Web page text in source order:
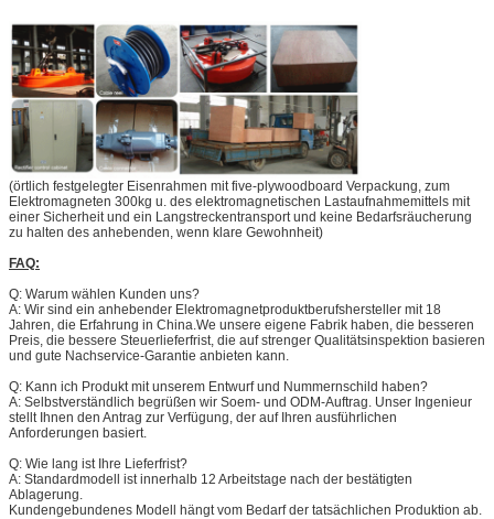
(örtlich festgelegter Eisenrahmen mit five-plywoodboard Verpackung, zum
Elektromagneten 300kg u. des elektromagnetischen Lastaufnahmemittels mit
einer Sicherheit und ein Langstreckentransport und keine Bedarfsräucherung
zu halten des anhebenden, wenn klare Gewohnheit)
FAQ:
Q: Warum wählen Kunden uns?
A: Wir sind ein anhebender Elektromagnetproduktberufshersteller mit 18
Jahren, die Erfahrung in China.We unsere eigene Fabrik haben, die besseren
Preis, die bessere Steuerlieferfrist, die auf strenger Qualitätsinspektion basieren
und gute Nachservice-Garantie anbieten kann.
Q: Kann ich Produkt mit unserem Entwurf und Nummernschild haben?
A: Selbstverständlich begrüßen wir Soem- und ODM-Auftrag. Unser Ingenieur
stellt Ihnen den Antrag zur Verfügung, der auf Ihren ausführlichen
Anforderungen basiert.
Q: Wie lang ist Ihre Lieferfrist?
A: Standardmodell ist innerhalb 12 Arbeitstage nach der bestätigten
Ablagerung.
Kundengebundenes Modell hängt vom Bedarf der tatsächlichen Produktion ab.